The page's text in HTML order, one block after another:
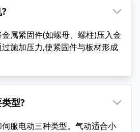
属紧固件(如螺母、螺柱)压入金
施加压力,使紧固件与板材形成
型?
服电动三种类型。气动适合小